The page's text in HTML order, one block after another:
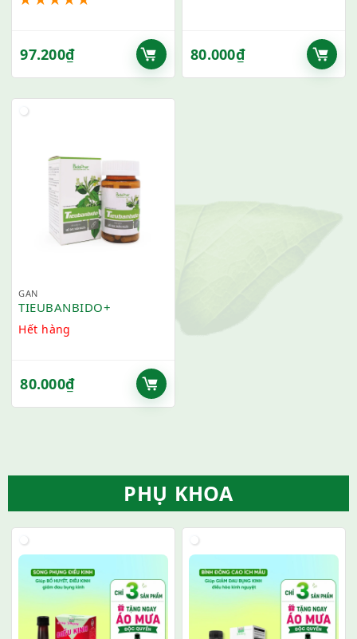
97.200₫ 80.000₫
GAN
TIEUBANBIDO+
Hết hàng
80.000₫
PHỤ KHOA